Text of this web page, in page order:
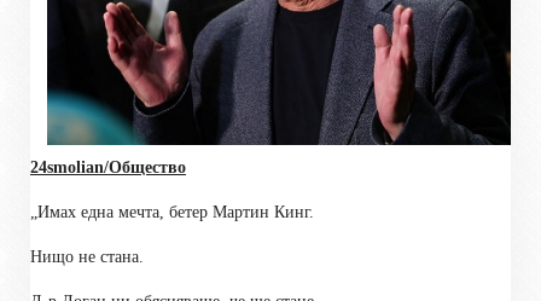
24smolian/Общество
„Имах една мечта, бетер Мартин Кинг.
Нищо не стана.